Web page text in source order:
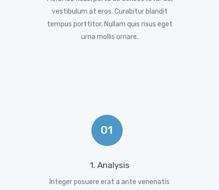
vestibulum at eros. Curabitur blandit
tempus porttitor. Nullam quis risus eget
urna mollis ornare.
01
1. Analysis
Integer posuere erat a ante venenatis